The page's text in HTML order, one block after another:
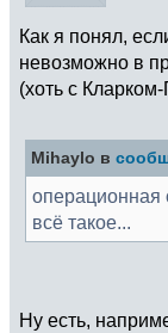
Как я понял,
невозможно в
(хоть с
Mihaylo в
операционная
всё такое...
Ну есть,